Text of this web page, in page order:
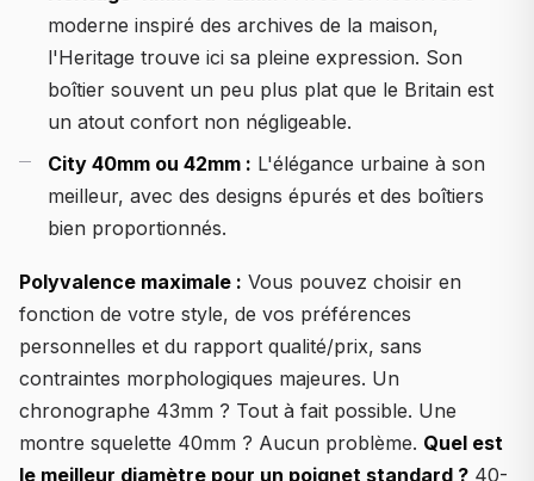
moderne inspiré des archives de la maison,
l'Heritage trouve ici sa pleine expression. Son
boîtier souvent un peu plus plat que le Britain est
un atout confort non négligeable.
City 40mm ou 42mm : L'élégance urbaine à son
meilleur, avec des designs épurés et des boîtiers
bien proportionnés.
Polyvalence maximale : Vous pouvez choisir en
fonction de votre style, de vos préférences
personnelles et du rapport qualité/prix, sans
contraintes morphologiques majeures. Un
chronographe 43mm ? Tout à fait possible. Une
montre squelette 40mm ? Aucun problème. Quel est
le meilleur diamètre pour un poignet standard ? 40-